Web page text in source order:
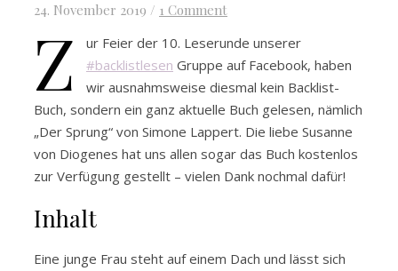
24. November 2019 / 1 Comment
Z
ur Feier der 10. Leserunde unserer
#backlistlesen Gruppe auf Facebook, haben
wir ausnahmsweise diesmal kein Backlist-
Buch, sondern ein ganz aktuelle Buch gelesen, nämlich
„Der Sprung“ von Simone Lappert. Die liebe Susanne
von Diogenes hat uns allen sogar das Buch kostenlos
zur Verfügung gestellt – vielen Dank nochmal dafür!
Inhalt
Eine junge Frau steht auf einem Dach und lässt sich